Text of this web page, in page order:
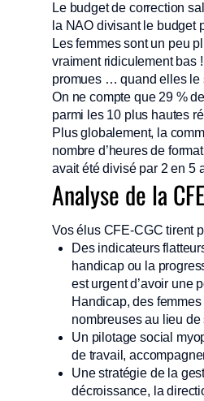
Le budget de correction
la NAO divisant le budget
Les femmes sont un peu
vraiment ridiculement bas
promues … quand elles
On ne compte que 29 %
parmi les 10 plus hautes
Plus globalement, la
nombre d’heures de
avait été divisé par 2 en 5
Analyse de la
Vos élus CFE-CGC tirent
Des indicateurs
handicap ou la
est urgent d’avoir une
Handicap, des
nombreuses au lieu de
Un pilotage social
de travail,
Une stratégie de la
décroissance, la